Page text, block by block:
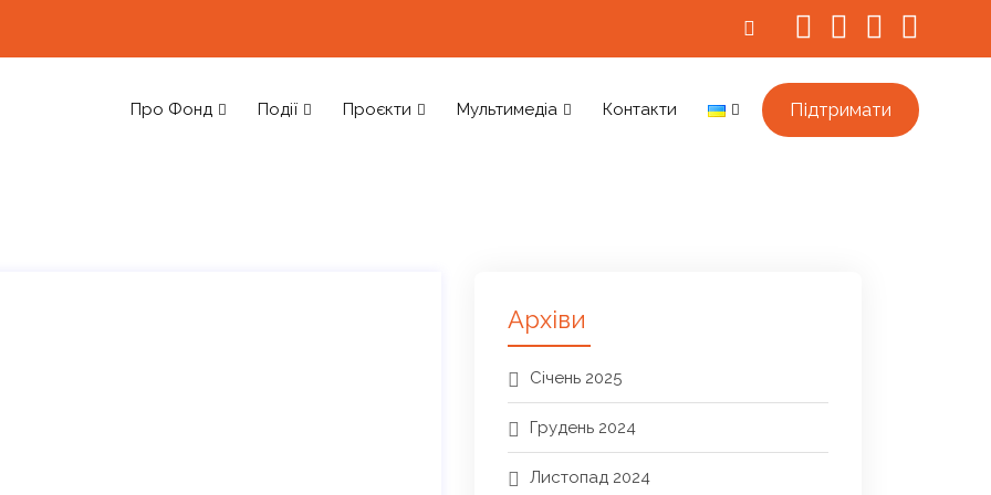
Про Фонд Події Проєкти Мультимедіа Контакти Підтримати
Архіви
Січень 2025
Грудень 2024
Листопад 2024